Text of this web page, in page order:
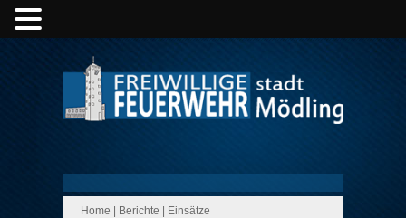
Home Berichte
Einsätze